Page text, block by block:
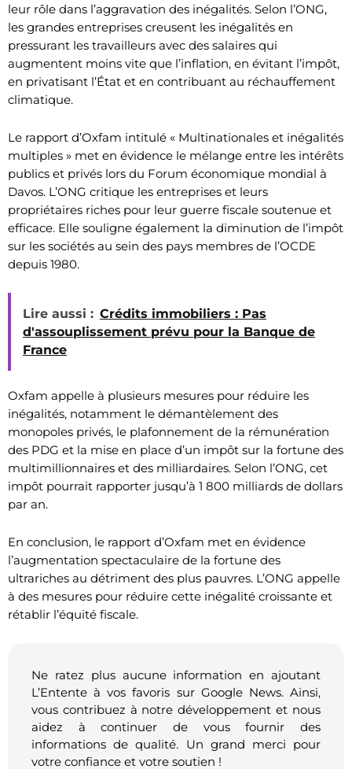
leur rôle dans l’aggravation des inégalités. Selon l’ONG,
les grandes entreprises creusent les inégalités en
pressurant les travailleurs avec des salaires qui
augmentent moins vite que l’inflation, en évitant l’impôt,
en privatisant l’État et en contribuant au réchauffement
climatique.
Le rapport d’Oxfam intitulé « Multinationales et inégalités
multiples » met en évidence le mélange entre les intérêts
publics et privés lors du Forum économique mondial à
Davos. L’ONG critique les entreprises et leurs
propriétaires riches pour leur guerre fiscale soutenue et
efficace. Elle souligne également la diminution de l’impôt
sur les sociétés au sein des pays membres de l’OCDE
depuis 1980.
Lire aussi : Crédits immobiliers : Pas
d'assouplissement prévu pour la Banque de
France
Oxfam appelle à plusieurs mesures pour réduire les
inégalités, notamment le démantèlement des
monopoles privés, le plafonnement de la rémunération
des PDG et la mise en place d’un impôt sur la fortune des
multimillionnaires et des milliardaires. Selon l’ONG, cet
impôt pourrait rapporter jusqu’à 1 800 milliards de dollars
par an.
En conclusion, le rapport d’Oxfam met en évidence
l’augmentation spectaculaire de la fortune des
ultrariches au détriment des plus pauvres. L’ONG appelle
à des mesures pour réduire cette inégalité croissante et
rétablir l’équité fiscale.
Ne ratez plus aucune information en ajoutant
L’Entente à vos favoris sur Google News. Ainsi,
vous contribuez à notre développement et nous
aidez à continuer de vous fournir des
informations de qualité. Un grand merci pour
votre confiance et votre soutien !